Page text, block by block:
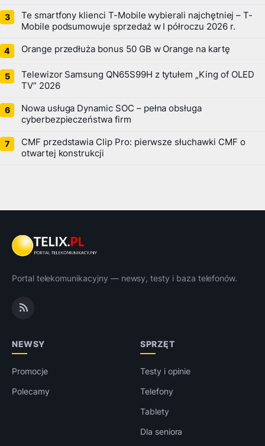
Te smartfony klienci T-Mobile wybierali najchętniej – T-
Mobile podsumowuje sprzedaż w I półroczu 2026 r.
Orange przedłuża bonus 50 GB w Orange na kartę
Telewizor Samsung QN65S99H z tytułem „King of OLED
TV” 2026
Nowa usługa Dynamic SOC – pełna obsługa
cyberbezpieczeństwa firm
CMF przedstawia Clip Pro: pierwsze słuchawki CMF o
otwartej konstrukcji
Portal telekomunikacyjny — newsy, testy i baza telefonów.
NEWSY
Promocje
Polecamy
SPRZĘT
Testy i opinie
Telefony
Tablety
Dla seniora